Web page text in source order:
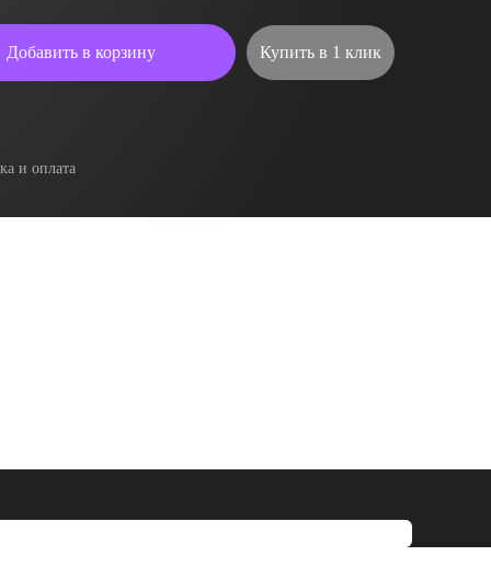
Добавить в корзину Купить в 1 клик
и оплата